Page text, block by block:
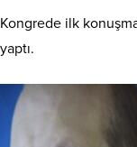
Kongrede ilk
yaptı.